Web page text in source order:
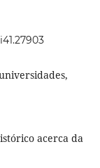
acerca da